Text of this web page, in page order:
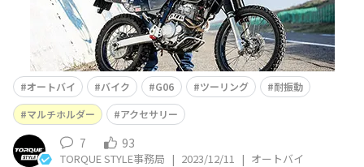
オートバイ バイク G06 ツーリング
耐振動
マルチホルダー
アクセサリー
7 93
TORQUE STYLE事務局 | 2023/12/11 | オートバイ